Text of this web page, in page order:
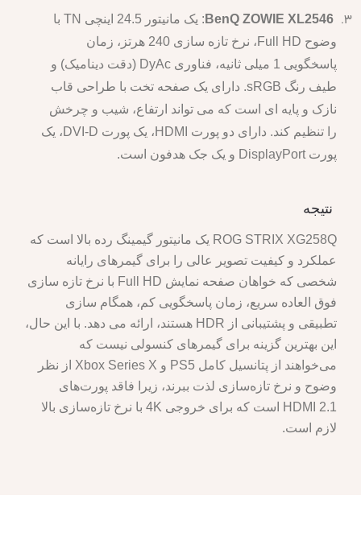
BenQ ZOWIE XL2546
: یک مانیتور 24.5 اینچی TN با
وضوح Full HD، نرخ تازه سازی 240 هرتز، زمان
پاسخگویی 1 میلی ثانیه، فناوری DyAc (دقت دینامیک) و
طیف رنگ sRGB. دارای یک صفحه تخت با طراحی قاب
نازک و پایه ای است که می تواند ارتفاع، شیب و چرخش
را تنظیم کند. دارای دو پورت HDMI، یک پورت DVI-D، یک
پورت DisplayPort و یک جک هدفون است.
نتیجه
ROG STRIX XG258Q یک مانیتور گیمینگ رده بالا است که
عملکرد و کیفیت تصویر عالی را برای گیمرهای رایانه
شخصی که خواهان صفحه نمایش Full HD با نرخ تازه سازی
فوق العاده سریع، زمان پاسخگویی کم، همگام سازی
تطبیقی و پشتیبانی از HDR هستند، ارائه می دهد. با این حال،
این بهترین گزینه برای گیمرهای کنسولی نیست که
می‌خواهند از پتانسیل کامل PS5 و Xbox Series X از نظر
وضوح و نرخ تازه‌سازی لذت ببرند، زیرا فاقد پورت‌های
HDMI 2.1 است که برای خروجی 4K با نرخ تازه‌سازی بالا
لازم است.